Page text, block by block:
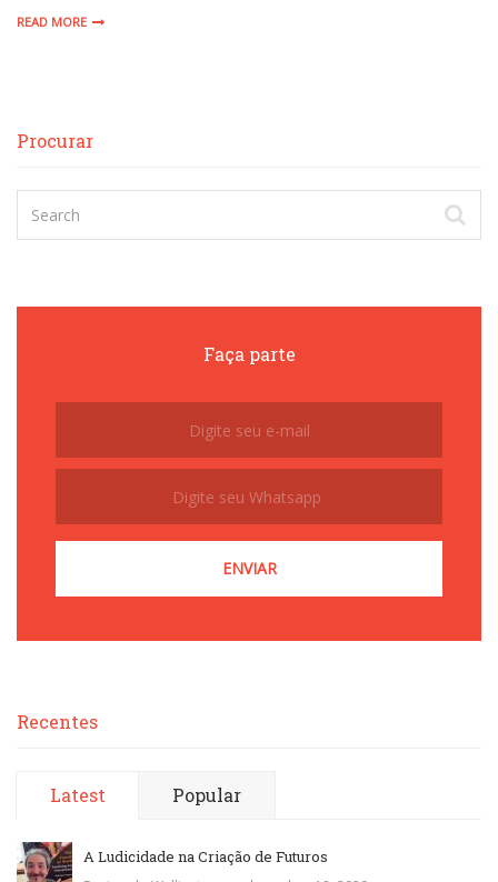
READ MORE
Procurar
Faça parte
Recentes
Latest Popular
A Ludicidade na Criação de Futuros